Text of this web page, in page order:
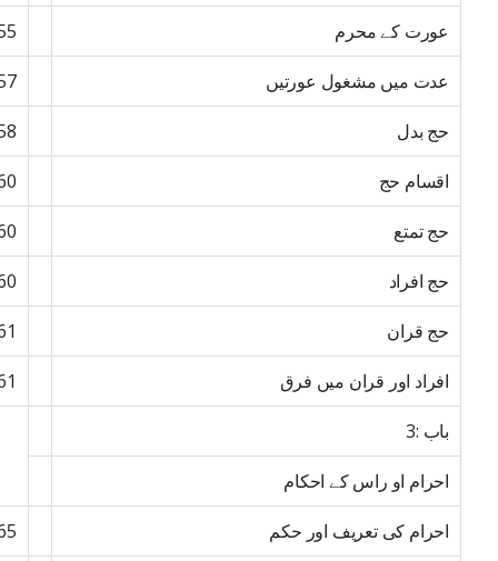
عورت کے محرم
عدت میں مشغول عورتیں
حج بدل
اقسام حج
حج تمتع
حج افراد
حج قران
افراد اور قران میں فرق
باب :3
احرام او راس کے احکام
احرام کی تعریف اور حکم